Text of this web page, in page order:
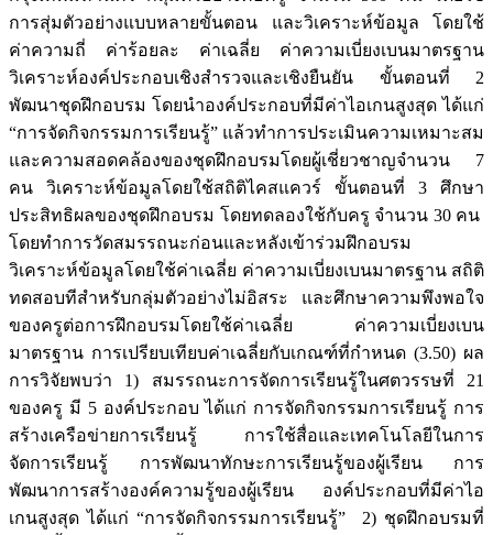
การสุ่มตัวอย่างแบบหลายขั้นตอน และวิเคราะห์ข้อมูล โดยใช้
ค่าความถี่ ค่าร้อยละ ค่าเฉลี่ย ค่าความเบี่ยงเบนมาตรฐาน
วิเคราะห์องค์ประกอบเชิงสำรวจและเชิงยืนยัน ขั้นตอนที่ 2
พัฒนาชุดฝึกอบรม โดยนำองค์ประกอบที่มีค่าไอเกนสูงสุด ได้แก่
“การจัดกิจกรรมการเรียนรู้” แล้วทำการประเมินความเหมาะสม
และความสอดคล้องของชุดฝึกอบรมโดยผู้เชี่ยวชาญจำนวน 7
คน วิเคราะห์ข้อมูลโดยใช้สถิติไคสแควร์ ขั้นตอนที่ 3 ศึกษา
ประสิทธิผลของชุดฝึกอบรม โดยทดลองใช้กับครู จำนวน 30 คน
โดยทำการวัดสมรรถนะก่อนและหลังเข้าร่วมฝึกอบรม
วิเคราะห์ข้อมูลโดยใช้ค่าเฉลี่ย ค่าความเบี่ยงเบนมาตรฐาน สถิติ
ทดสอบทีสำหรับกลุ่มตัวอย่างไม่อิสระ และศึกษาความพึงพอใจ
ของครูต่อการฝึกอบรมโดยใช้ค่าเฉลี่ย ค่าความเบี่ยงเบน
มาตรฐาน การเปรียบเทียบค่าเฉลี่ยกับเกณฑ์ที่กำหนด (3.50) ผล
การวิจัยพบว่า 1) สมรรถนะการจัดการเรียนรู้ในศตวรรษที่ 21
ของครู มี 5 องค์ประกอบ ได้แก่ การจัดกิจกรรมการเรียนรู้ การ
สร้างเครือข่ายการเรียนรู้ การใช้สื่อและเทคโนโลยีในการ
จัดการเรียนรู้ การพัฒนาทักษะการเรียนรู้ของผู้เรียน การ
พัฒนาการสร้างองค์ความรู้ของผู้เรียน องค์ประกอบที่มีค่าไอ
เกนสูงสุด ได้แก่ “การจัดกิจกรรมการเรียนรู้” 2) ชุดฝึกอบรมที่